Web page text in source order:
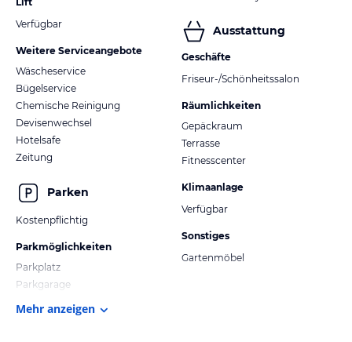
Verfügbar
Weitere Serviceangebote
Wäscheservice
Bügelservice
Chemische Reinigung
Devisenwechsel
Hotelsafe
Zeitung
Parken
Kostenpflichtig
Parkmöglichkeiten
Parkplatz
Parkgarage
Ausstattung
Geschäfte
Friseur-/Schönheitssalon
Räumlichkeiten
Gepäckraum
Terrasse
Fitnesscenter
Klimaanlage
Verfügbar
Sonstiges
Gartenmöbel
Mehr anzeigen